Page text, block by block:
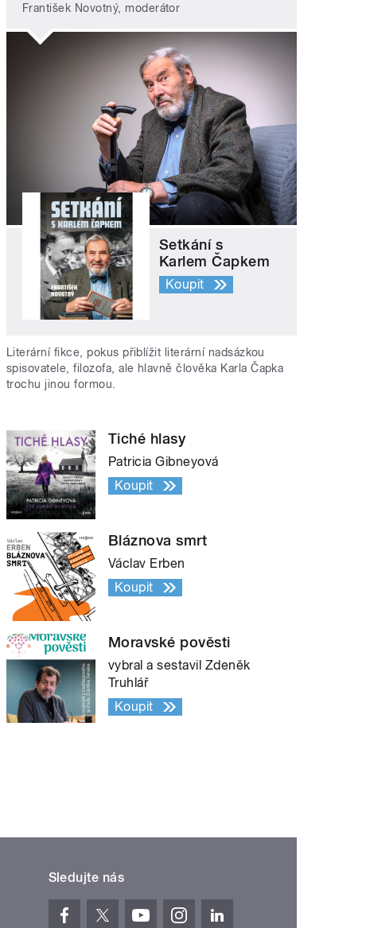
František Novotný, moderátor
Setkání s
Karlem Čapkem
Koupit
Literární fikce, pokus přiblížit literární nadsázkou
spisovatele, filozofa, ale hlavně člověka Karla Čapka
trochu jinou formou.
Tiché hlasy
Patricia Gibneyová
Koupit
Bláznova smrt
Václav Erben
Koupit
Moravské pověsti
vybral a sestavil Zdeněk
Truhlář
Koupit
Sledujte nás